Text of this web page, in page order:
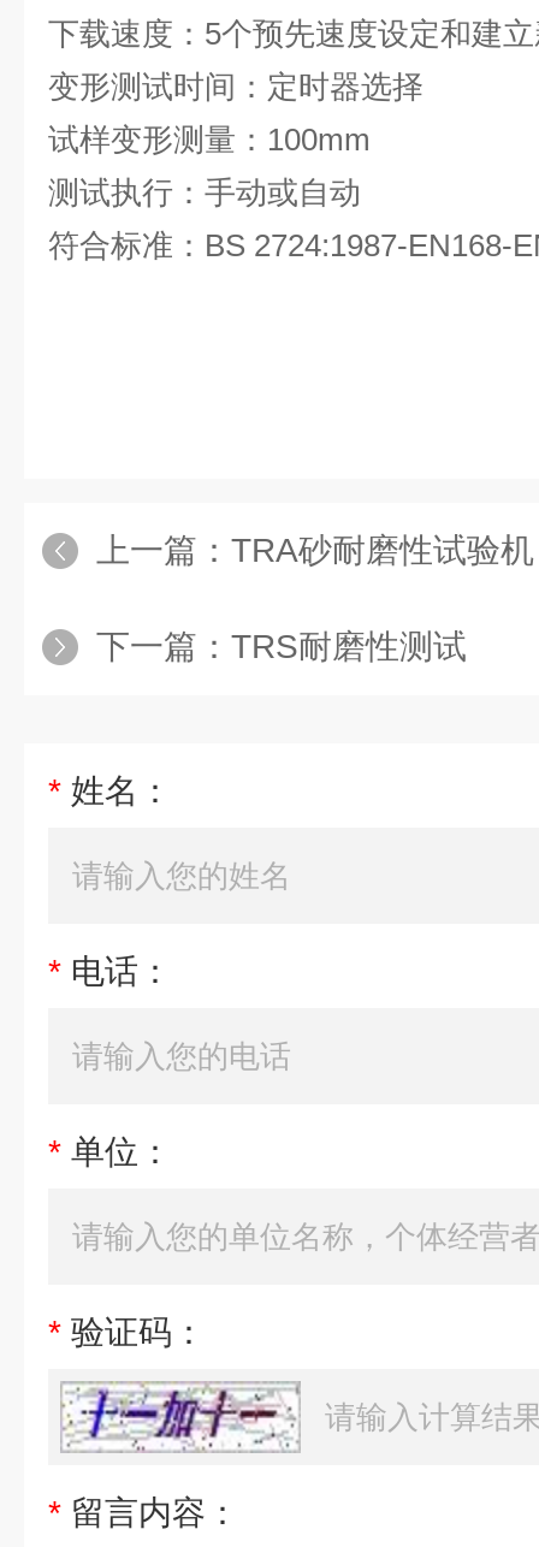
下载速度：5个预先速度设定和建
变形测试时间：定时器选择
试样变形测量：100mm
测试执行：手动或自动
符合标准：BS 2724:1987-EN168-
上一篇： TRA砂耐磨性试验机
下一篇： TRS耐磨性测试
* 姓名：
* 电话：
* 单位：
* 验证码：
* 留言内容：